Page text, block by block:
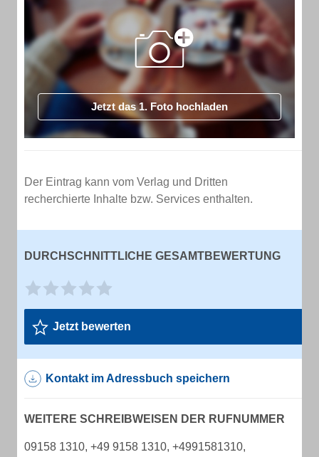
Jetzt das 1. Foto hochladen
Der Eintrag kann vom Verlag und Dritten
recherchierte Inhalte bzw. Services enthalten.
DURCHSCHNITTLICHE GESAMTBEWERTUNG
Jetzt bewerten
Kontakt im Adressbuch speichern
WEITERE SCHREIBWEISEN DER RUFNUMMER
09158 1310, +49 9158 1310, +4991581310,